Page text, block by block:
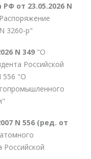
от 23.05.2026 N
3260-р"
N 349 "О
Российской
556 "О
N 556 (ред. от
Российской